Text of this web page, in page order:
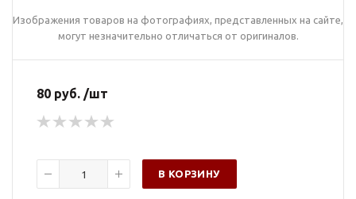
Изображения товаров на фотографиях, представленных на сайте,
могут незначительно отличаться от оригиналов.
80 руб. /шт
В КОРЗИНУ